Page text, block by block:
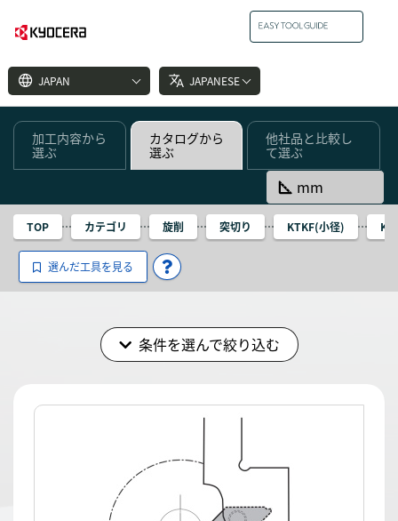
language JAPAN translate JAPANESE
加工内容から
選ぶ
カタログから
選ぶ
他社品と比較し
て選ぶ
square_foot mm
TOP カテゴリ 旋削 突切り KTKF(小径)
選んだ工具を見る
条件を選んで絞り込む